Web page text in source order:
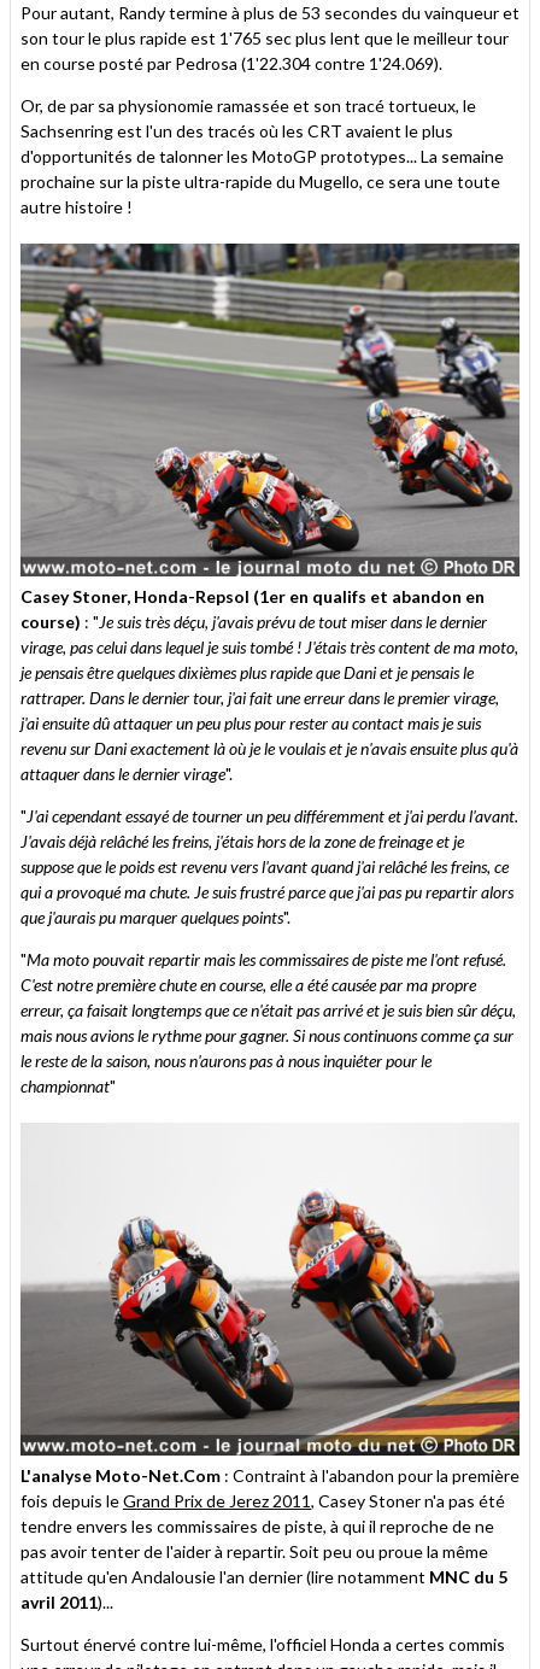
Pour autant, Randy termine à plus de 53 secondes du vainqueur et
son tour le plus rapide est 1'765 sec plus lent que le meilleur tour
en course posté par Pedrosa (1'22.304 contre 1'24.069).
Or, de par sa physionomie ramassée et son tracé tortueux, le
Sachsenring est l'un des tracés où les CRT avaient le plus
d'opportunités de talonner les MotoGP prototypes... La semaine
prochaine sur la piste ultra-rapide du Mugello, ce sera une toute
autre histoire !
Casey Stoner, Honda-Repsol (1er en qualifs et abandon en
course) : "Je suis très déçu, j'avais prévu de tout miser dans le dernier
virage, pas celui dans lequel je suis tombé ! J'étais très content de ma moto,
je pensais être quelques dixièmes plus rapide que Dani et je pensais le
rattraper. Dans le dernier tour, j'ai fait une erreur dans le premier virage,
j'ai ensuite dû attaquer un peu plus pour rester au contact mais je suis
revenu sur Dani exactement là où je le voulais et je n'avais ensuite plus qu'à
attaquer dans le dernier virage".
"J'ai cependant essayé de tourner un peu différemment et j'ai perdu l'avant.
J'avais déjà relâché les freins, j'étais hors de la zone de freinage et je
suppose que le poids est revenu vers l'avant quand j'ai relâché les freins, ce
qui a provoqué ma chute. Je suis frustré parce que j'ai pas pu repartir alors
que j'aurais pu marquer quelques points".
"Ma moto pouvait repartir mais les commissaires de piste me l'ont refusé.
C'est notre première chute en course, elle a été causée par ma propre
erreur, ça faisait longtemps que ce n'était pas arrivé et je suis bien sûr déçu,
mais nous avions le rythme pour gagner. Si nous continuons comme ça sur
le reste de la saison, nous n'aurons pas à nous inquiéter pour le
championnat"
L'analyse Moto-Net.Com : Contraint à l'abandon pour la première
fois depuis leGrand Prix de Jerez 2011, Casey Stoner n'a pas été
tendre envers les commissaires de piste, à qui il reproche de ne
pas avoir tenter de l'aider à repartir. Soit peu ou proue la même
attitude qu'en Andalousie l'an dernier (lire notamment MNC du 5
avril 2011)...
Surtout énervé contre lui-même, l'officiel Honda a certes commis